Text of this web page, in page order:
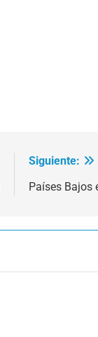
Siguiente:
Países Bajos